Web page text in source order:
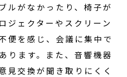
ルがなかったり、椅子が
ジェクターやスクリーン
便を感じ、会議に集中で
ります。また、音響機器
見交換が聞き取りにくく